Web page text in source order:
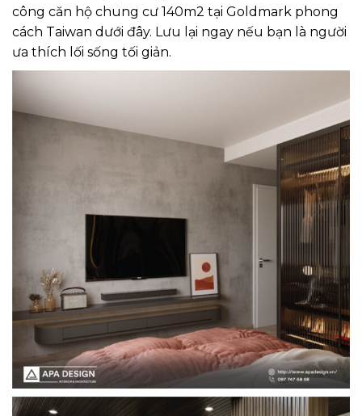
công căn hộ chung cư 140m2 tại Goldmark phong
cách Taiwan dưới đây. Lưu lại ngay nếu bạn là người
ưa thích lối sống tối giản.